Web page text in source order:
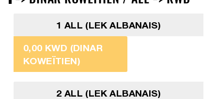
1 ALL (LEK ALBANAIS)
0,00 KWD (DINAR
KOWEÏTIEN)
2 ALL (LEK ALBANAIS)